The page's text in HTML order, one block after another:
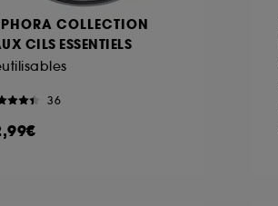
COLLECTION
CILS ESSENTIELS
36